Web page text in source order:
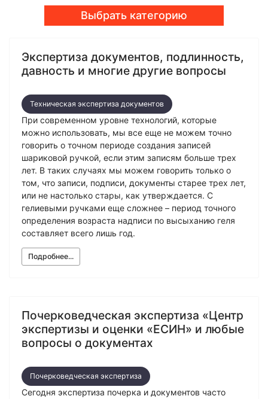
Почерковедческая экспертиза
Товароведческая экспертиза
Автотехническая экспертиза
Экспертиза электробытовой техники
Экспертиза по технике безопасности
Техническая экспертиза документов
Электротехническая экспертиза
Фоноскопическая экспертиза
Экспертиза видео- и звукозаписей
Лингвистическая экспертиза
Автороведческая экспертиза
Психологическая экспертиза
Компьютерно-техническая экспертиза
Физико-химическая экспертиза
Юридико-лингвистическая экспертиза
Юридическая экспертиза
Выбрать категорию
Фоноскопическая экспертиза
Психологическая экспертиза
Автотехническая экспертиза
Экспертиза изделий из металлов
Экспертиза электробытовой техники
Экономическая экспертиза
Экологическая экспертиза
Техническая экспертиза документов
Строительно-техническая экспертиза
Почерковедческая экспертиза
Пожарно-техническая экспертиза
Юридико-лингвистическая экспертиза
Лингвистическая экспертиза
Компьютерно-техническая экспертиза
Геммологическая экспертиза (ювелирная)
Экспертиза видео- и звукозаписей
Автороведческая экспертиза
Товароведческая экспертиза
Экспериза игрового оборудования
Экспертиза по технике безопасности
Физико-химическая экспертиза
Электротехническая экспертиза
Экспертиза документов, подлинность,
давность и многие другие вопросы
Техническая экспертиза документов
При современном уровне технологий, которые
можно использовать, мы все еще не можем точно
говорить о точном периоде создания записей
шариковой ручкой, если этим записям больше трех
лет. В таких случаях мы можем говорить только о
том, что записи, подписи, документы старее трех лет,
или не настолько стары, как утверждается. С
гелиевыми ручками еще сложнее – период точного
определения возраста надписи по высыханию геля
составляет всего лишь год.
Подробнее...
Почерковедческая экспертиза «Центр
экспертизы и оценки «ЕСИН» и любые
вопросы о документах
Почерковедческая экспертиза
Сегодня экспертиза почерка и документов часто